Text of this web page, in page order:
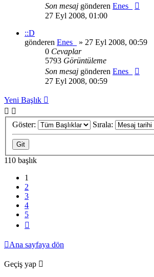
Son mesaj gönderen Enes_
27 Eyl 2008, 01:00
::D
gönderen Enes_
» 27 Eyl 2008, 00:59
0 Cevaplar
5793 Görüntüleme
Son mesaj gönderen Enes_
27 Eyl 2008, 00:59
Yeni Başlık
Göster: Sırala:
110 başlık
1
2
3
4
5
Ana sayfaya dön
Geçiş yap